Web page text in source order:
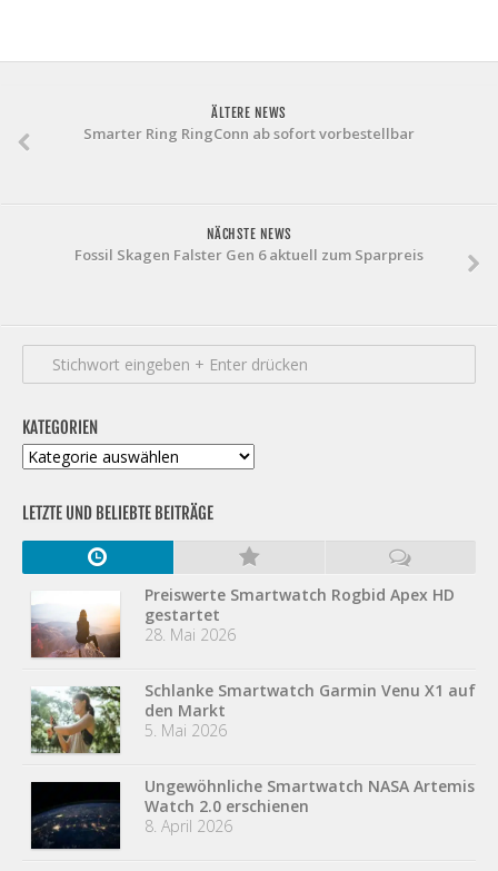
ÄLTERE NEWS
Smarter Ring RingConn ab sofort vorbestellbar
NÄCHSTE NEWS
Fossil Skagen Falster Gen 6 aktuell zum Sparpreis
KATEGORIEN
Kategorien
LETZTE UND BELIEBTE BEITRÄGE
Preiswerte Smartwatch Rogbid Apex HD
gestartet
28. Mai 2026
Schlanke Smartwatch Garmin Venu X1 auf
den Markt
5. Mai 2026
Ungewöhnliche Smartwatch NASA Artemis
Watch 2.0 erschienen
8. April 2026